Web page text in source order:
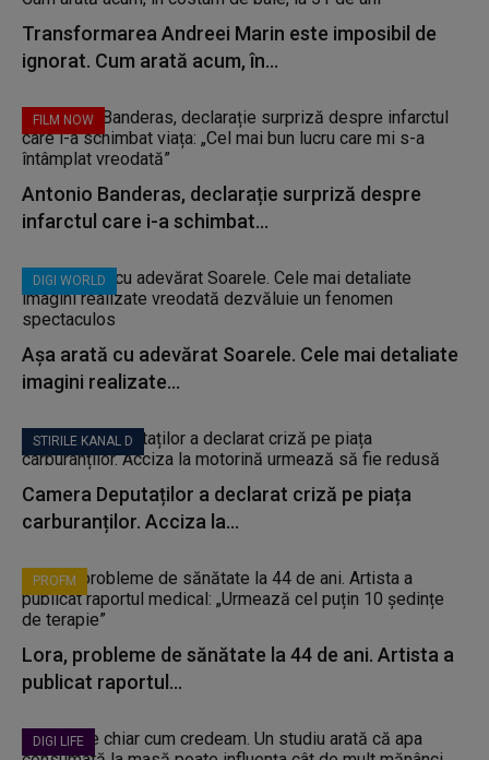
Transformarea Andreei Marin este imposibil de
ignorat. Cum arată acum, în...
FILM NOW
Antonio Banderas, declarație surpriză despre
infarctul care i-a schimbat...
DIGI WORLD
Așa arată cu adevărat Soarele. Cele mai detaliate
imagini realizate...
STIRILE KANAL D
Camera Deputaților a declarat criză pe piața
carburanților. Acciza la...
PROFM
Lora, probleme de sănătate la 44 de ani. Artista a
publicat raportul...
DIGI LIFE